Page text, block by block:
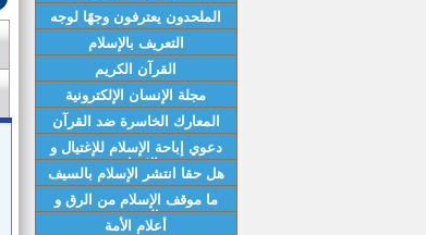
الملحدون يعترفون وجهًا لوجه
التعريف بالإسلام
القرآن الكريم
مجلة الإنسان الإلكترونية
المعارك الخاسرة ضد القرآن
دعوي إباحة الإسلام للإغتيال و
الإرهاب
هل حقا انتشر الإسلام بالسيف
ما موقف الإسلام من الرق و
العبودية
أعلام الأمة